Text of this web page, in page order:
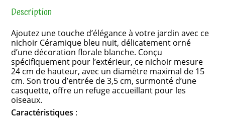
Description
Ajoutez une touche d’élégance à votre jardin avec ce
nichoir Céramique bleu nuit, délicatement orné
d’une décoration florale blanche. Conçu
spécifiquement pour l’extérieur, ce nichoir mesure
24 cm de hauteur, avec un diamètre maximal de 15
cm. Son trou d’entrée de 3,5 cm, surmonté d’une
casquette, offre un refuge accueillant pour les
oiseaux.
Caractéristiques :